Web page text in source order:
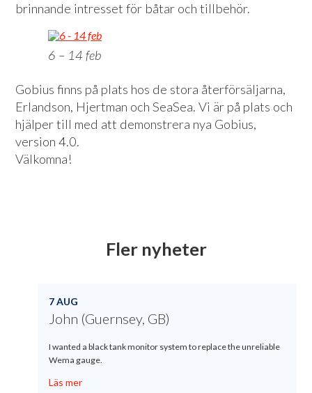
brinnande intresset för båtar och tillbehör.
6 – 14 feb
Gobius finns på plats hos de stora återförsäljarna,
Erlandson, Hjertman och SeaSea. Vi är på plats och
hjälper till med att demonstrera nya Gobius,
version 4.0.
Välkomna!
Fler nyheter
7 AUG
John (Guernsey, GB)
I wanted a black tank monitor system to replace the unreliable
Wema gauge.
Läs mer